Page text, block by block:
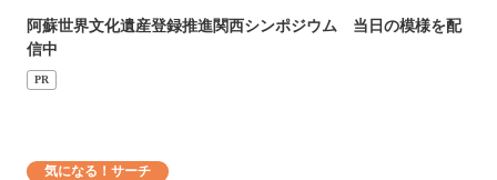
阿蘇世界文化遺産登録推進関西シンポジウム 当日の模様を配
信中
PR
気になる！サーチ